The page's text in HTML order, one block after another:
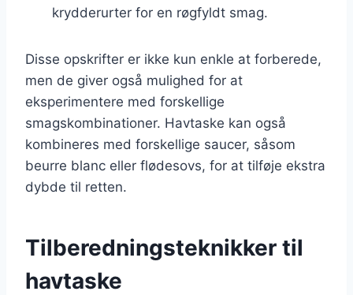
krydderurter for en røgfyldt smag.
Disse opskrifter er ikke kun enkle at forberede,
men de giver også mulighed for at
eksperimentere med forskellige
smagskombinationer. Havtaske kan også
kombineres med forskellige saucer, såsom
beurre blanc eller flødesovs, for at tilføje ekstra
dybde til retten.
Tilberedningsteknikker til
havtaske